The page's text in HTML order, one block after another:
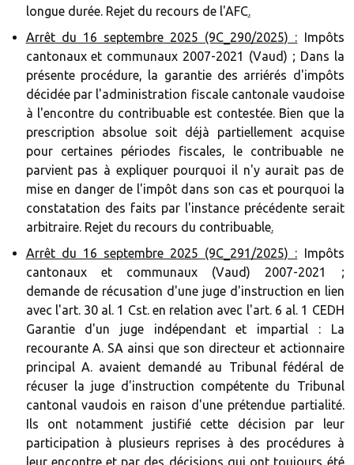
longue durée. Rejet du recours de l'AFC.‍
Arrêt du 16 septembre 2025 (9C_290/2025) : Impôts
cantonaux et communaux 2007-2021 (Vaud) ; Dans la
présente procédure, la garantie des arriérés d'impôts
décidée par l'administration fiscale cantonale vaudoise
à l'encontre du contribuable est contestée. Bien que la
prescription absolue soit déjà partiellement acquise
pour certaines périodes fiscales, le contribuable ne
parvient pas à expliquer pourquoi il n'y aurait pas de
mise en danger de l'impôt dans son cas et pourquoi la
constatation des faits par l'instance précédente serait
arbitraire. Rejet du recours du contribuable.‍
Arrêt du 16 septembre 2025 (9C_291/2025) : Impôts
cantonaux et communaux (Vaud) 2007-2021 ;
demande de récusation d'une juge d'instruction en lien
avec l'art. 30 al. 1 Cst. en relation avec l'art. 6 al. 1 CEDH
Garantie d'un juge indépendant et impartial : La
recourante A. SA ainsi que son directeur et actionnaire
principal A. avaient demandé au Tribunal fédéral de
récuser la juge d'instruction compétente du Tribunal
cantonal vaudois en raison d'une prétendue partialité.
Ils ont notamment justifié cette décision par leur
participation à plusieurs reprises à des procédures à
leur encontre et par des décisions qui ont toujours été